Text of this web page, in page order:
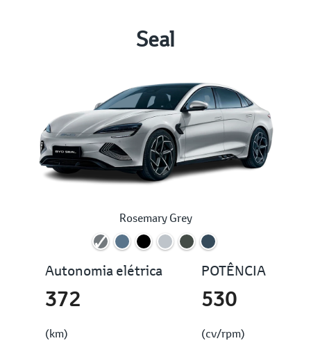
Seal
Rosemary Grey
Autonomia elétrica
372
(km)
POTÊNCIA
530
(cv/rpm)